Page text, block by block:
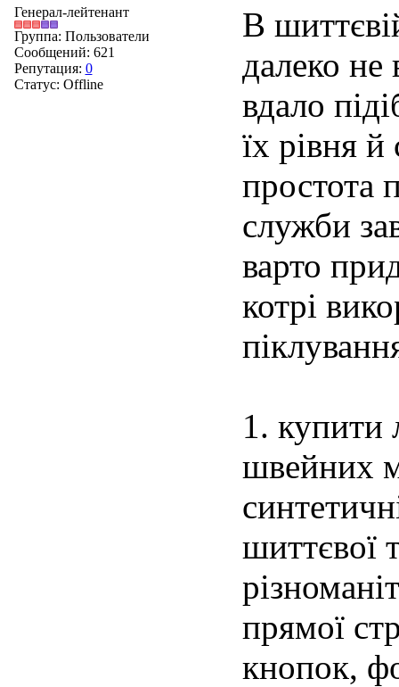
Генерал-лейтенант
Группа: Пользователи
Сообщений: 621
Репутация: 0
Статус: Offline
В
далеко не
вдало
їх рівня
простота
служби
варто
котрі
1. купити
швейних
шиттєвої
прямої
кнопок,